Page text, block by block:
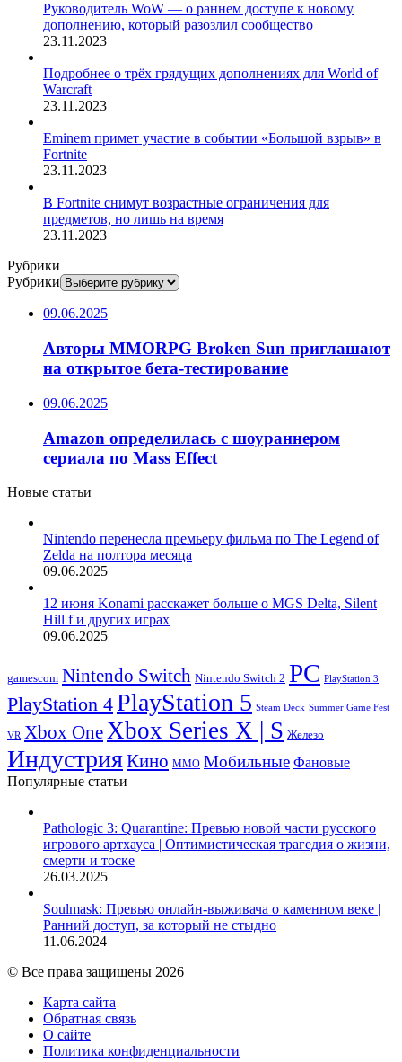
Руководитель WoW — о раннем доступе к новому
дополнению, который разозлил сообщество
23.11.2023
Подробнее о трёх грядущих дополнениях для World of
Warcraft
23.11.2023
Eminem примет участие в событии «Большой взрыв» в
Fortnite
23.11.2023
В Fortnite снимут возрастные ограничения для
предметов, но лишь на время
23.11.2023
Рубрики
Рубрики
09.06.2025
Авторы MMORPG Broken Sun приглашают
на открытое бета-тестирование
09.06.2025
Amazon определилась с шоураннером
сериала по Mass Effect
Новые статьи
Nintendo перенесла премьеру фильма по The Legend of
Zelda на полтора месяца
09.06.2025
12 июня Konami расскажет больше о MGS Delta, Silent
Hill f и других играх
09.06.2025
gamescom Nintendo Switch Nintendo Switch 2 PC PlayStation 3
PlayStation 4PlayStation 5 Steam Deck Summer Game Fest
VR Xbox OneXbox Series X | S Железо
ИндустрияКино ММО Мобильные Фановые
Популярные статьи
Pathologic 3: Quarantine: Превью новой части русского
игрового артхауса | Оптимистическая трагедия о жизни,
смерти и тоске
26.03.2025
Soulmask: Превью онлайн-выживача о каменном веке |
Ранний доступ, за который не стыдно
11.06.2024
© Все права защищены 2026
Карта сайта
Обратная связь
О сайте
Политика конфиденциальности